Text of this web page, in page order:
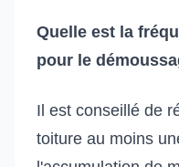
Quelle est la
pour le
Il est conseillé de
toiture au moins